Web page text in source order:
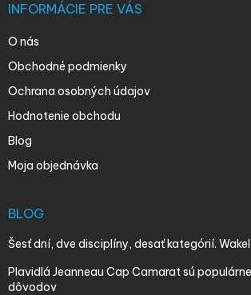
INFORMÁCIE PRE VÁS
O nás
Obchodné podmienky
Ochrana osobných údajov
Hodnotenie obchodu
Blog
Moja objednávka
BLOG
Šesť dní, dve disciplíny, desať kategórií.
Plavidlá Jeanneau Cap Camarat sú
dôvodov